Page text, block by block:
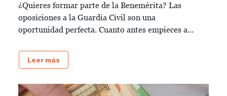
¿Quieres formar parte de la Benemérita? Las
oposiciones a la Guardia Civil son una
oportunidad perfecta. Cuanto antes empieces a...
Leer más